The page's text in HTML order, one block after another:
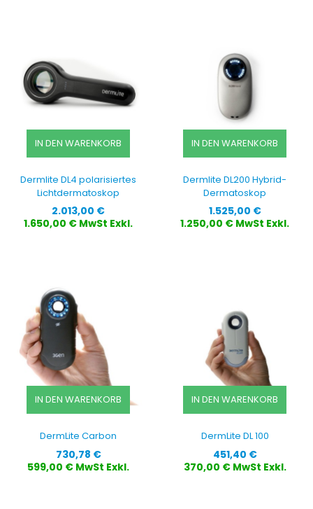
IN DEN WARENKORB
Dermlite DL4 polarisiertes
Lichtdermatoskop
Preis
2.013,00 €
1.650,00 € MwSt Exkl.
IN DEN WARENKORB
Dermlite DL200 Hybrid-
Dermatoskop
Preis
1.525,00 €
1.250,00 € MwSt Exkl.
IN DEN WARENKORB
DermLite Carbon
Preis
730,78 €
599,00 € MwSt Exkl.
IN DEN WARENKORB
DermLite DL 100
Preis
451,40 €
370,00 € MwSt Exkl.